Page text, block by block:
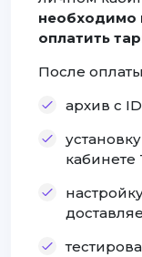
необходимо
оплатить
После
архив с
кабинете